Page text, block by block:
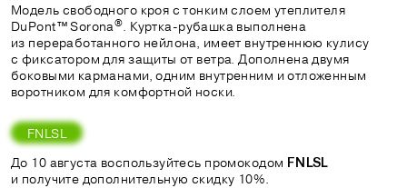
Модель свободного кроя с тонким слоем утеплителя
DuPont™ Sorona®. Куртка-рубашка выполнена
из переработанного нейлона, имеет внутреннюю кулису
с фиксатором для защиты от ветра. Дополнена двумя
боковыми карманами, одним внутренним и отложенным
воротником для комфортной носки.
FNLSL
До 10 августа воспользуйтесь промокодом FNLSL
и получите дополнительную скидку 10%.